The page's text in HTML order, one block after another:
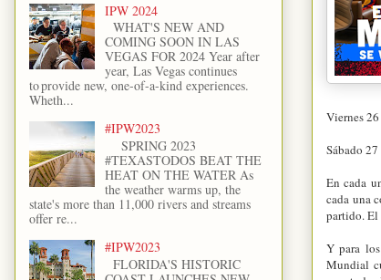
Viernes
Sábado
En cada
cada una
partido.
Y para
Mundial
IPW 2024
WHAT'S NEW AND
COMING SOON IN LAS
VEGAS FOR 2024 Year after
year, Las Vegas continues
to provide new, one-of-a-kind experiences.
Wheth...
#IPW2023
SPRING 2023
#TEXASTODOS BEAT THE
HEAT ON THE WATER As
the weather warms up, the
state's more than 11,000 rivers and streams
offer re...
#IPW2023
FLORIDA'S HISTORIC